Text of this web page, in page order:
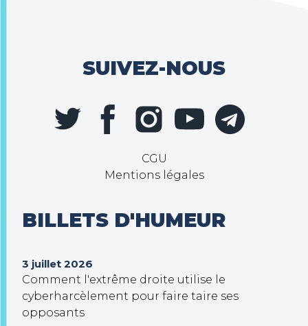
SUIVEZ-NOUS
CGU
Mentions légales
BILLETS D'HUMEUR
3 juillet 2026
Comment l'extrême droite utilise le
cyberharcèlement pour faire taire ses
opposants